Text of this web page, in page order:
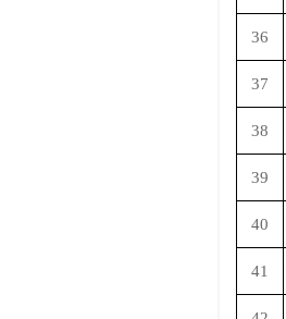
36
37
38
39
40
41